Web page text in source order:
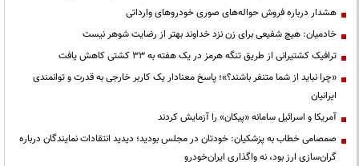
هشدار درباره فروش حواله‌های صوری خودروهای وارداتی
خادمیان: هیچ شفیعی برای زن نزد خداوند بهتر از رضایت شوهر نیست
ترافیک کشتیرانی از طریق تنگه هرمز در یک هفته به ۳۳ کشتی کاهش یافت
«چرا نباید از شما متنفر باشند؟»؛ پاسخ معنادار یک کاربر خارجی به قدرت و توانمندی
ایرانیان
آمریکا و اسرائیل سامانه «پیکان» را آزمایش کردند
صمصامی خطاب به پزشکیان: خودتان در مجلس بودید؛ دیدید انتقادات نمایندگان درباره
گران‌سازی ارز بود، نه واگذاری ایران‌خودرو